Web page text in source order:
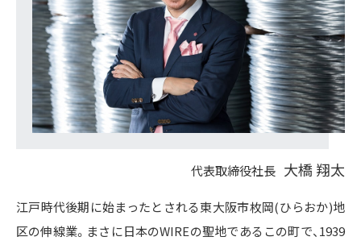
代表取締役社長 大橋 翔太
江戸時代後期に始まったとされる東大阪市枚岡(ひらおか)地
区の伸線業。まさに日本のWIREの聖地であるこの町で、1939